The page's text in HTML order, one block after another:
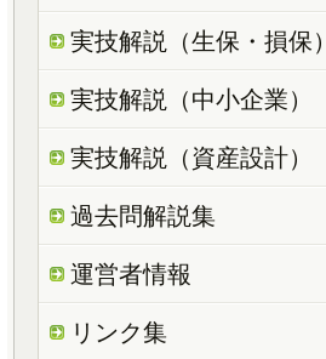
実技解説（生保・損保）
実技解説（中小企業）
実技解説（資産設計）
過去問解説集
運営者情報
リンク集